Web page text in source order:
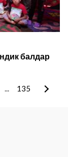
балдар
... 135